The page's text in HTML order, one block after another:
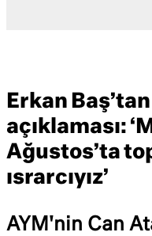
Erkan Baş’tan
açıklaması:
Ağustos’ta
ısrarcıyız’
AYM'nin Can